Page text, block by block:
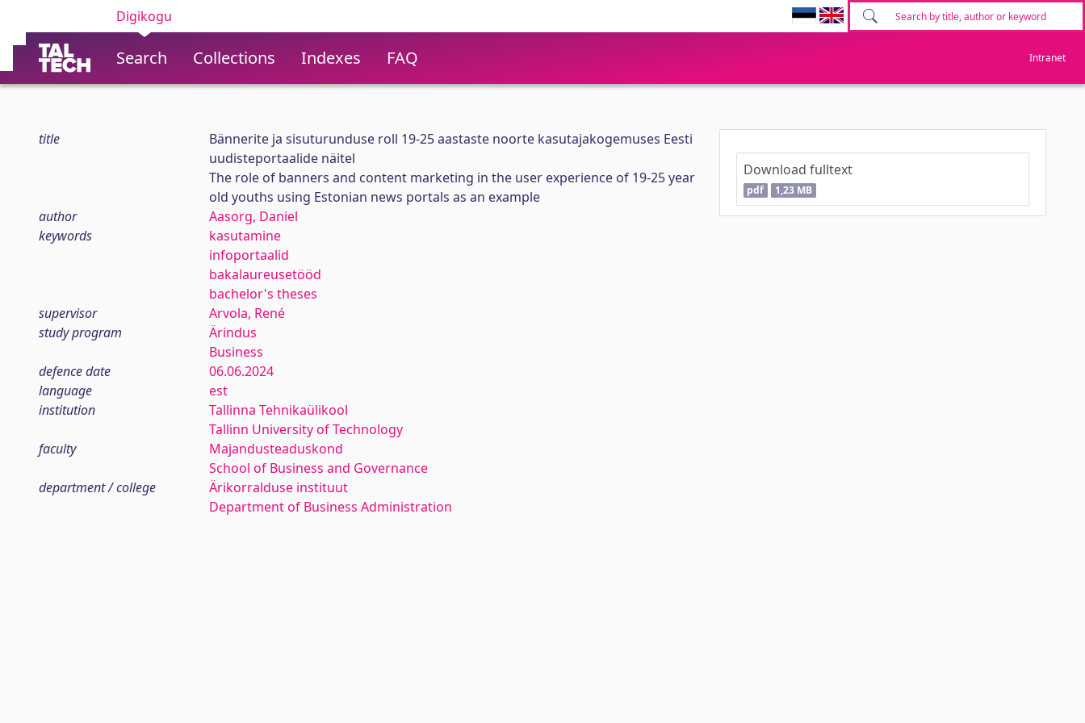
Digikogu
Search Collections Indexes FAQ Intranet
title
Bännerite ja sisuturunduse roll 19-25 aastaste noorte kasutajakogemuses Eesti
uudisteportaalide näitel
The role of banners and content marketing in the user experience of 19-25 year
old youths using Estonian news portals as an example
author
Aasorg, Daniel
keywords
kasutamine
infoportaalid
bakalaureusetööd
bachelor's theses
supervisor
Arvola, René
study program
Ärindus
Business
defence date
06.06.2024
language
est
institution
Tallinna Tehnikaülikool
Tallinn University of Technology
faculty
Majandusteaduskond
School of Business and Governance
department / college
Ärikorralduse instituut
Department of Business Administration
Download fulltext
pdf 1,23 MB